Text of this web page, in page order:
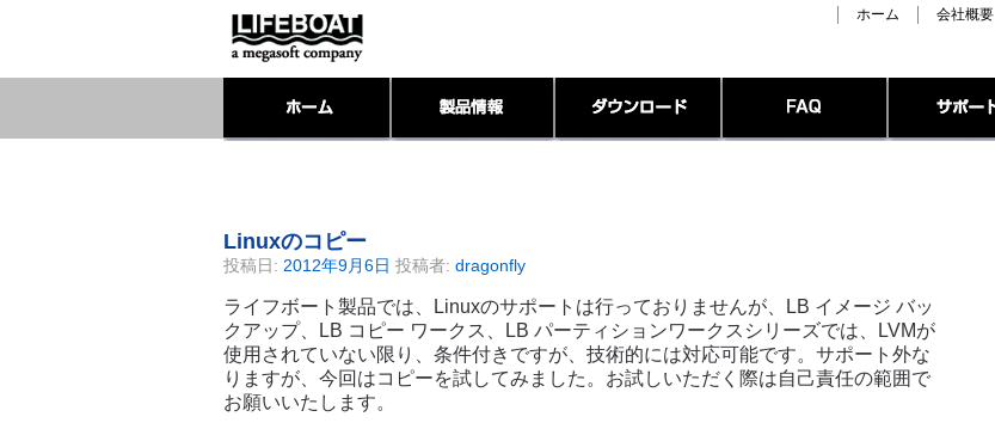
ホーム 会社概要
Linuxのコピー
投稿日: 2012年9月6日 投稿者: dragonfly
ライフボート製品では、Linuxのサポートは行っておりませんが、LB イメージ バッ
クアップ、LB コピー ワークス、LB パーティションワークスシリーズでは、LVMが
使用されていない限り、条件付きですが、技術的には対応可能です。サポート外な
りますが、今回はコピーを試してみました。お試しいただく際は自己責任の範囲で
お願いいたします。